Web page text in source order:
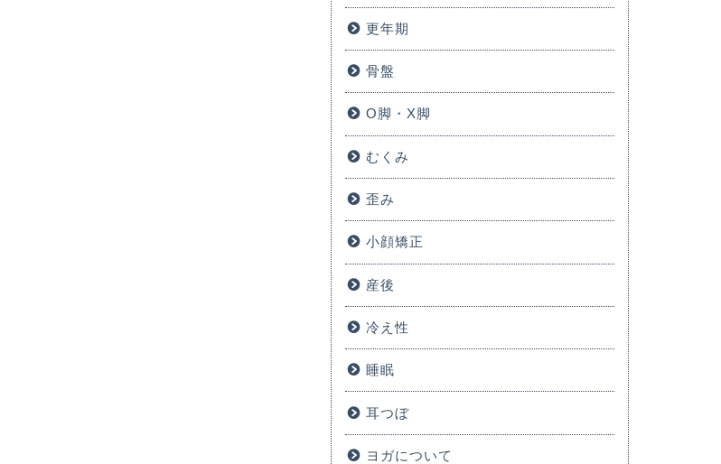
更年期
骨盤
O脚・X脚
むくみ
歪み
小顔矯正
産後
冷え性
睡眠
耳つぼ
ヨガについて